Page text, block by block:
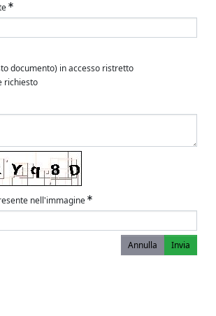
documento) in accesso ristretto
richiesto
nell'immagine
Annulla Invia